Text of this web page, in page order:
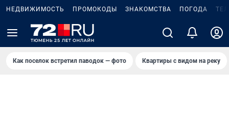
НЕДВИЖИМОСТЬ ПРОМОКОДЫ ЗНАКОМСТВА ПОГОДА
Как поселок встретил паводок — фото Квартиры с видом на реку